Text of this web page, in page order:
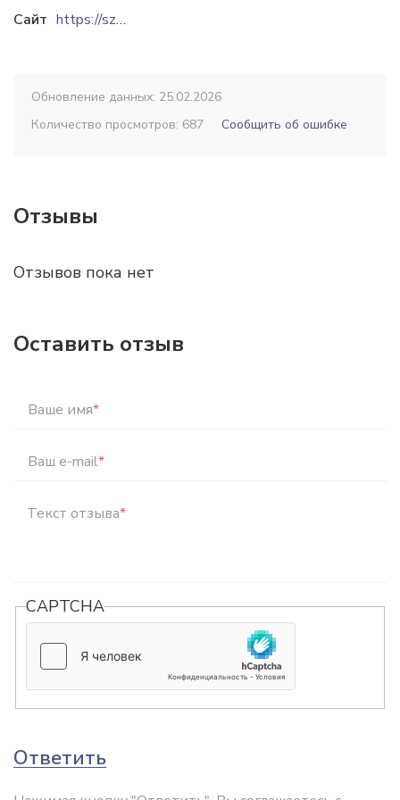
Сайт https://szhi.ru
Обновление данных: 25.02.2026
Количество просмотров: 687
Сообщить об ошибке
Отзывы
Отзывов пока нет
Оставить отзыв
Ваше имя*
Ваш e-mail*
Текст отзыва*
CAPTCHA
Ответить